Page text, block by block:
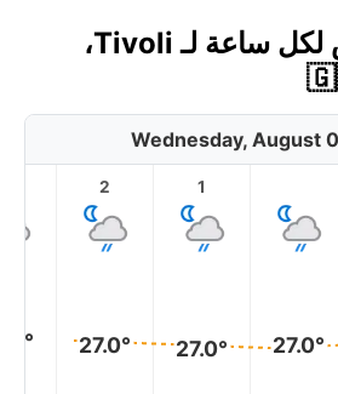
توقعات الطقس لكل ساعة لـ Tivoli،
Wednesday, August
27.0°
1
27.0°
2
27.0°